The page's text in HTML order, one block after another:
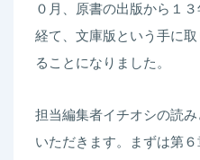
０月、原書の出版から１
経て、文庫版という手に
ることになりました。
担当編集者イチオシの読
いただきます。まずは第